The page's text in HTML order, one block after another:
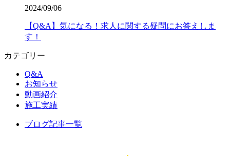
2024/09/06
【Q&A】気になる！求人に関する疑問にお答えしま
す！
カテゴリー
Q&A
お知らせ
動画紹介
施工実績
ブログ記事一覧